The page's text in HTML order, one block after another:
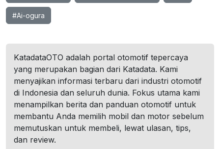
#Ai-ogura
KatadataOTO adalah portal otomotif tepercaya
yang merupakan bagian dari Katadata. Kami
menyajikan informasi terbaru dari industri otomotif
di Indonesia dan seluruh dunia. Fokus utama kami
menampilkan berita dan panduan otomotif untuk
membantu Anda memilih mobil dan motor sebelum
memutuskan untuk membeli, lewat ulasan, tips,
dan review.